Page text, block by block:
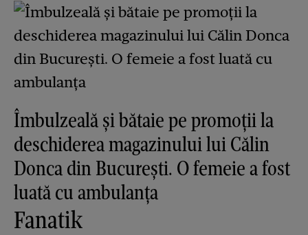
Îmbulzeală și bătaie pe promoții la
deschiderea magazinului lui Călin
Donca din București. O femeie a fost
luată cu ambulanța
Fanatik